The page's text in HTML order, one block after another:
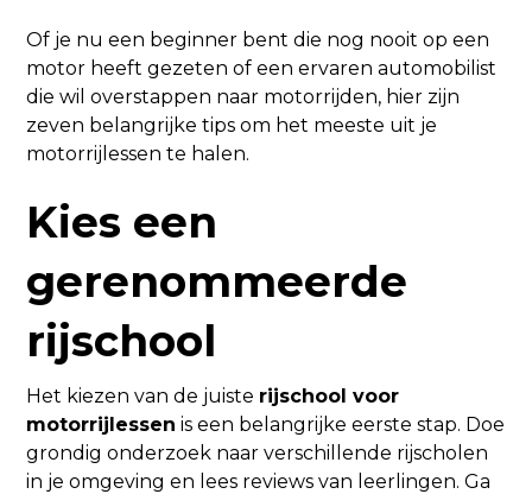
Of je nu een beginner bent die nog nooit op een
motor heeft gezeten of een ervaren automobilist
die wil overstappen naar motorrijden, hier zijn
zeven belangrijke tips om het meeste uit je
motorrijlessen te halen.
Kies een
gerenommeerde
rijschool
Het kiezen van de juiste rijschool voor
motorrijlessen is een belangrijke eerste stap. Doe
grondig onderzoek naar verschillende rijscholen
in je omgeving en lees reviews van leerlingen. Ga